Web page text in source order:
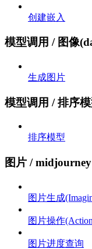
创建嵌入
模型调用 / 图像
生成图片
模型调用 / 排序
排序模型
图片 / midjourney
图片生成
图片操作
图片进度查询